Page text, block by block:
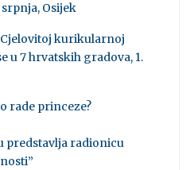
Osijek
kurikularnoj
u 7 hrvatskih gradova, 1.
rade princeze?
predstavlja radionicu